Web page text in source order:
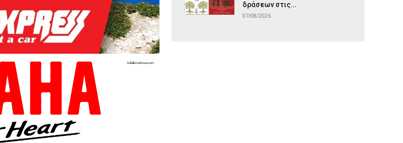
δράσεων στις...
07/08/2026